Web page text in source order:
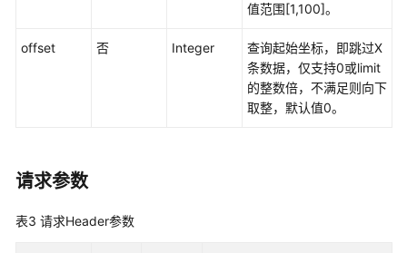
考
概
值范围[1,100]。
offset 否 Integer
查询起始坐标，即跳过X
条数据，仅支持0或limit
的整数倍，不满足则向下
取整，默认值0。
请求参数
表3 请求Header参数